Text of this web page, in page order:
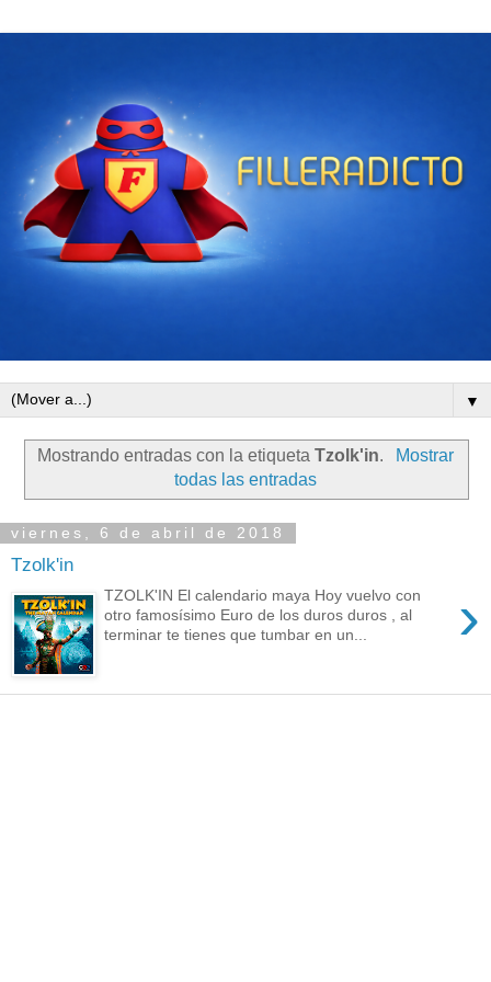
▼
Mostrando entradas con la etiquetaTzolk'in.
Mostrar
todas las entradas
viernes, 6 de abril de 2018
Tzolk'in
›
TZOLK'IN El calendario maya Hoy vuelvo con
otro famosísimo Euro de los duros duros , al
terminar te tienes que tumbar en un...